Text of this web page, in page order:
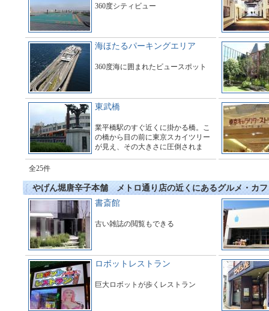
360度シティビュー
海ほたるパーキングエリア
360度海に囲まれたビュースポット
東武橋
業平橋駅のすぐ近くに掛かる橋。こ
の橋から目の前に東京スカイツリー
が見え、その大きさに圧倒されま
全25件
やげん堀唐辛子本舗 メトロ通り店の近くにあるグルメ・カフ
書斎館
古い雑誌の閲覧もできる
ロボットレストラン
巨大ロボットが歩くレストラン